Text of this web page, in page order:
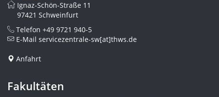
Ignaz-Schön-Straße 11
97421 Schweinfurt
Telefon +49 9721 940-5
E-Mail servicezentrale-sw[at]thws.de
Anfahrt
Fakultäten